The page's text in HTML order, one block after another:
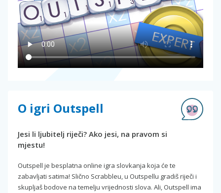
O igri Outspell
Jesi li ljubitelj riječi? Ako jesi, na pravom si
mjestu!
Outspell je besplatna online igra slovkanja koja će te
zabavljati satima! Slično Scrabbleu, u Outspellu gradiš riječi i
skupljaš bodove na temelju vrijednosti slova. Ali, Outspell ima